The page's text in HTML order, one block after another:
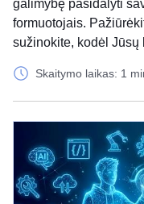
galimybę pasidalyti
formuotojais.
sužinokite, kodėl Jūsų
Skaitymo laikas: 1